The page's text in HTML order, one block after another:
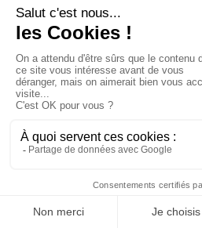
du lieu où réside le photographe
frais de déplacements peuvent
clairement détaillés
Les photographes peuvent
options, telles qu’un album de
votre shooting photo à Saint-
Maximin-la-Sainte-Baume ou